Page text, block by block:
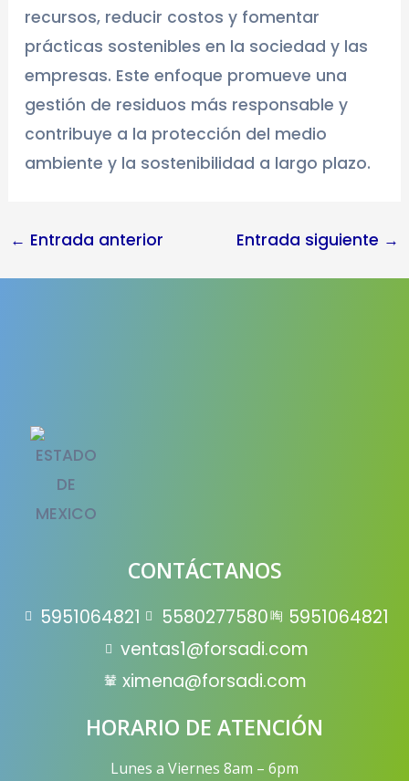
recursos, reducir costos y fomentar
prácticas sostenibles en la sociedad y las
empresas. Este enfoque promueve una
gestión de residuos más responsable y
contribuye a la protección del medio
ambiente y la sostenibilidad a largo plazo.
← Entrada anterior Entrada siguiente →
CONTÁCTANOS
5951064821 5580277580
5951064821
ventas1@forsadi.com
ximena@forsadi.com
HORARIO DE ATENCIÓN
Lunes a Viernes 8am – 6pm